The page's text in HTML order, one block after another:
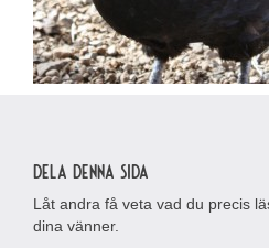
Dela denna sida
Låt andra få veta vad du precis
dina vänner.